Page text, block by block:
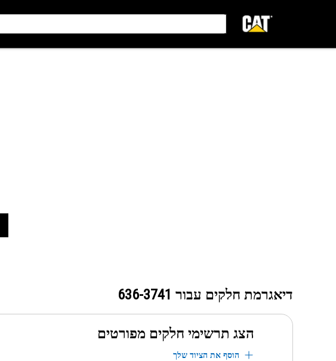
דיאגרמת חלקים עבור 636-3741
הצג תרשימי חלקים מפורטים
הוסף את הציוד שלך